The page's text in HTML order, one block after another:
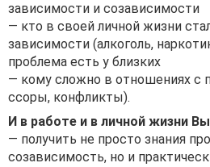
зависимости и созависимости
— кто в своей личной жизни
зависимости (алкоголь,
проблема есть у близких
— кому сложно в отношениях с
ссоры, конфликты).
И в работе и в личной жизни
— получить не просто знания
созависимость, но и